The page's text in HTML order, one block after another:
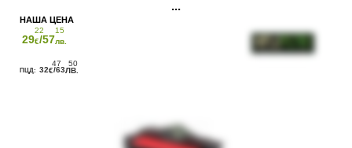
29
22
€/57
15
лв.
32
47
€/63
50
ЛВ.